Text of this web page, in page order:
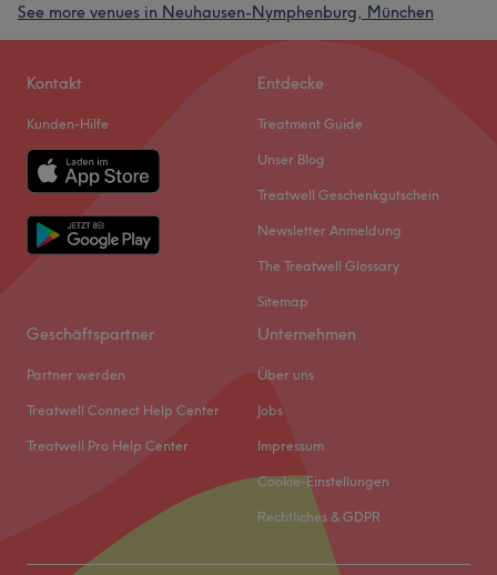
See more venues in Neuhausen-Nymphenburg, München
Kontakt
Kunden-Hilfe
Entdecke
Treatment Guide
Unser Blog
Treatwell Geschenkgutschein
Newsletter Anmeldung
The Treatwell Glossary
Sitemap
Geschäftspartner
Partner werden
Treatwell Connect Help Center
Treatwell Pro Help Center
Unternehmen
Über uns
Jobs
Impressum
Cookie-Einstellungen
Rechtliches & GDPR